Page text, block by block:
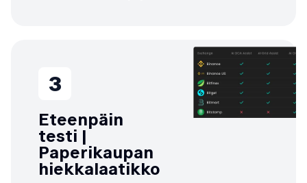
3
Eteenpäin
testi |
Paperikaupan
hiekkalaatikko